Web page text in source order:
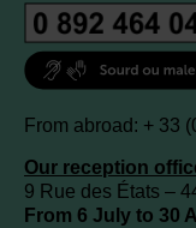
From abroad: + 33
Our reception
9 Rue des États –
From 6 July to 30